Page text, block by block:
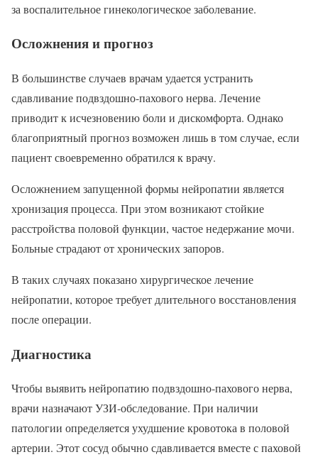
за воспалительное гинекологическое заболевание.
Осложнения и прогноз
В большинстве случаев врачам удается устранить
сдавливание подвздошно-пахового нерва. Лечение
приводит к исчезновению боли и дискомфорта. Однако
благоприятный прогноз возможен лишь в том случае, если
пациент своевременно обратился к врачу.
Осложнением запущенной формы нейропатии является
хронизация процесса. При этом возникают стойкие
расстройства половой функции, частое недержание мочи.
Больные страдают от хронических запоров.
В таких случаях показано хирургическое лечение
нейропатии, которое требует длительного восстановления
после операции.
Диагностика
Чтобы выявить нейропатию подвздошно-пахового нерва,
врачи назначают УЗИ-обследование. При наличии
патологии определяется ухудшение кровотока в половой
артерии. Этот сосуд обычно сдавливается вместе с паховой